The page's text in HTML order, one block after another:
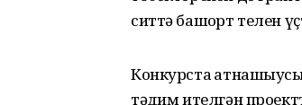
ситтә башҡорт телен
Конкурста
тәҡдим ителгән